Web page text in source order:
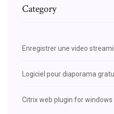
Category
Enregistrer une video
Logiciel pour diaporama
Citrix web plugin for windows